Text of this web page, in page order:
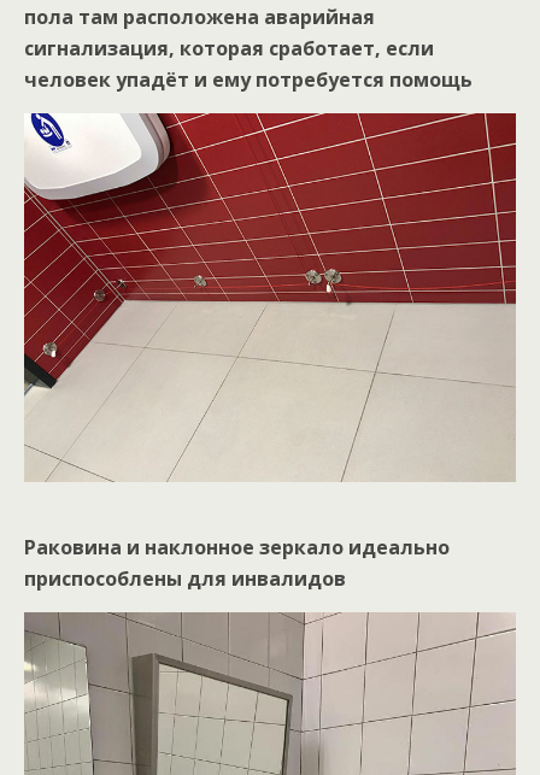
пола там расположена аварийная
сигнализация, которая сработает, если
человек упадёт и ему потребуется помощь
Раковина и наклонное зеркало идеально
приспособлены для инвалидов